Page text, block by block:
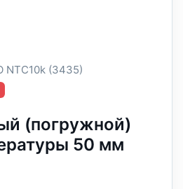
NTC10k (3435)
(погружной)
50 мм